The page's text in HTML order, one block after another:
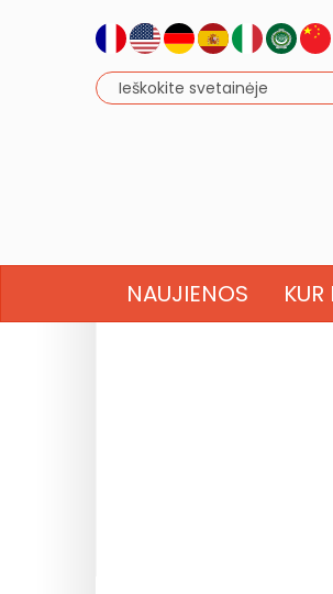
NAUJIENOS